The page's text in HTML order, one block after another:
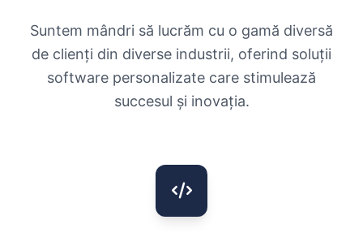
Suntem mândri să lucrăm cu o gamă diversă
de clienți din diverse industrii, oferind soluții
software personalizate care stimulează
succesul și inovația.